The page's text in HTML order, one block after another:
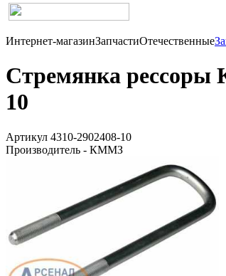
Интернет-магазинЗапчастиОтечественные
Стремянка рессоры
10
Артикул 4310-2902408-10
Производитель - КММЗ